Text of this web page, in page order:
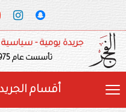
جريدة يومية -
تأسست عام 1975
أقسام